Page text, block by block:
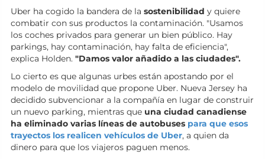
Uber ha cogido la bandera de la sostenibilidad y quiere
combatir con sus productos la contaminación. "Usamos
los coches privados para generar un bien público. Hay
parkings, hay contaminación, hay falta de eficiencia",
explica Holden. "Damos valor añadido a las ciudades".
Lo cierto es que algunas urbes están apostando por el
modelo de movilidad que propone Uber. Nueva Jersey ha
decidido subvencionar a la compañía en lugar de construir
un nuevo parking, mientras que una ciudad canadiense
ha eliminado varias líneas de autobuses para que esos
trayectos los realicen vehículos de Uber, a quien da
dinero para que los viajeros paguen menos.